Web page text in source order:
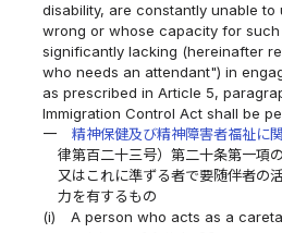
disability, are constantly unable
wrong or whose capacity for
significantly lacking (hereinafter
who needs an attendant") in
as prescribed in Article 5,
Immigration Control Act shall be
一
精神保健及び精神障害者福祉に
律第百二十三号）第二十条第一項
又はこれに準ずる者で要随伴者の
力を有するもの
(i)
A person who acts as a